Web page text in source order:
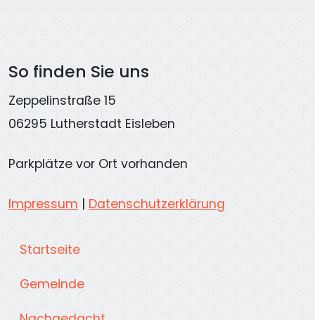
So finden Sie uns
Zeppelinstraße 15
06295 Lutherstadt Eisleben
Parkplätze vor Ort vorhanden
Impressum | Datenschutzerklärung
Startseite
Gemeinde